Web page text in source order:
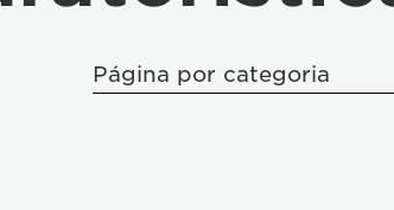
Página por categoria